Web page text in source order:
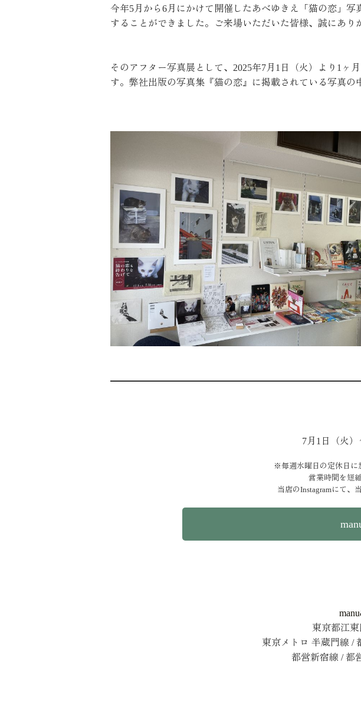
今年5月から6月にかけて開催したあべゆきえ「猫の恋」
することができました。ご来場いただいた皆様、誠にあり
そのアフター写真展として、2025年7月1日（火）より1ヶ
す。弊社出版の写真集『猫の恋』に掲載されている写真
7月1日（火）
※毎週水曜日の定休日に
営業時間を短
当店のInstagramにて、
東京都江東
東京メトロ 半蔵門線 /
都営新宿線 / 都